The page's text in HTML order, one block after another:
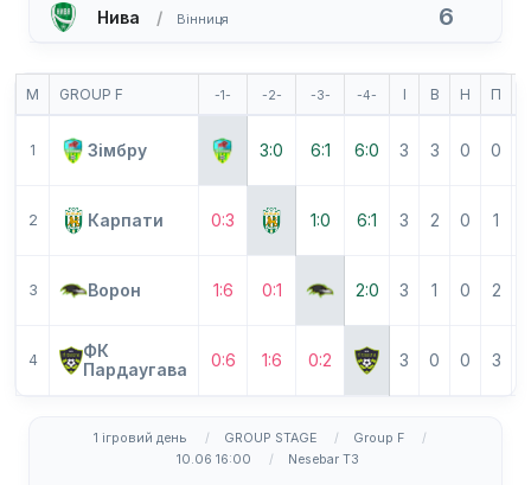
Нива Вінниця 6
М GROUP F -1- -2- -3- -4- І В Н П
1 Зімбру 3:0 6:1 6:0 3 3 0 0
2 Карпати 0:3 1:0 6:1 3 2 0 1
3 Ворон 1:6 0:1 2:0 3 1 0 2
4
ФК
Пардаугава
0:6 1:6 0:2 3 0 0 3
1 ігровий день GROUP STAGE
Group F
10.06 16:00
Nesebar T3